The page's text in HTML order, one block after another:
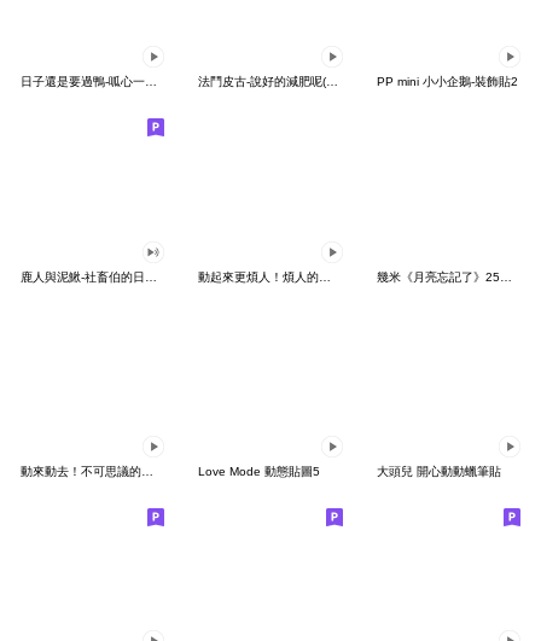
日子還是要過鴨-呱心一下鴨 法鬥皮古-說好的減肥呢(第15彈) PP mini 小小企鵝-裝飾貼2
幾米《月亮忘記了》25周年 x 晴天P莉
Love Mode 動態貼圖5 大頭兒 開心動動蠟筆貼